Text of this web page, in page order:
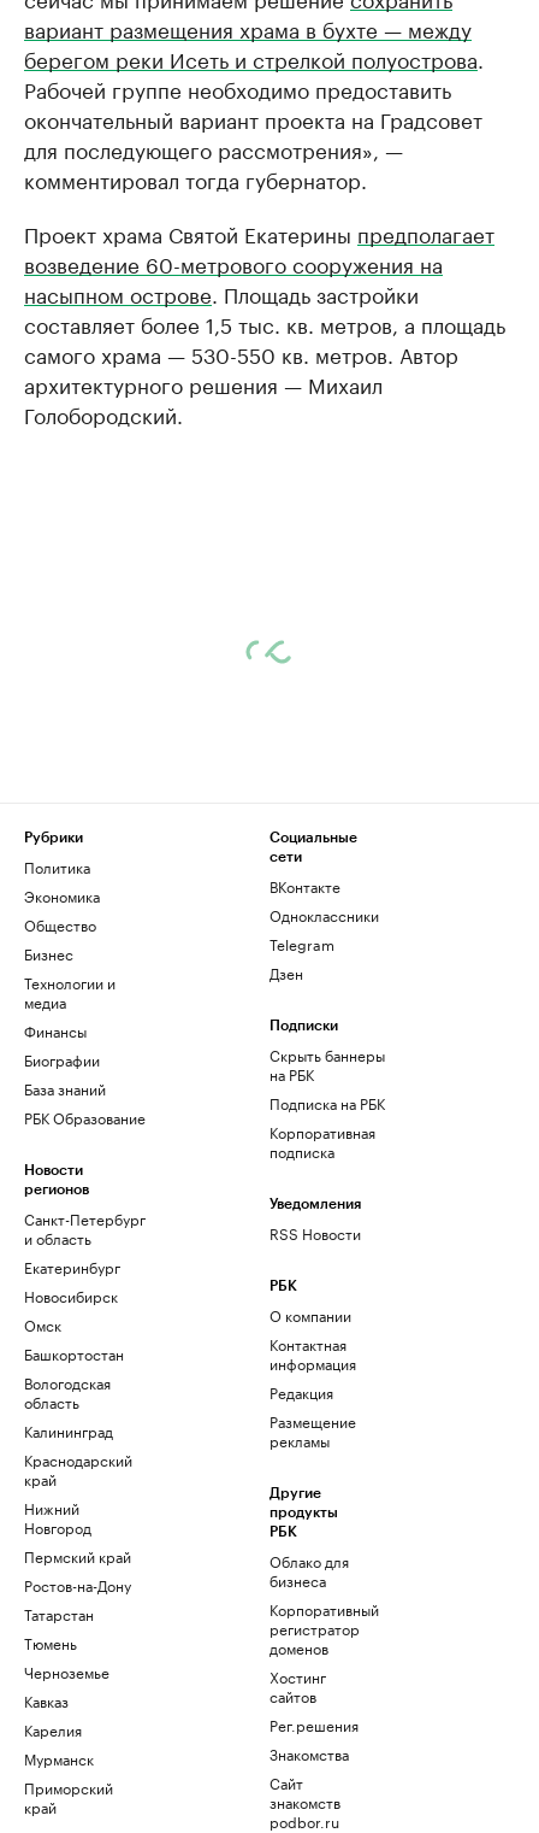
вариант размещения храма в бухте — между
берегом реки Исеть и стрелкой полуострова
Рабочей группе необходимо предоставить
окончательный вариант проекта на Градсовет
для последующего рассмотрения», —
комментировал тогда губернатор.
Проект храма Святой Екатерины предполагает
возведение 60-метрового сооружения на
насыпном острове . Площадь застройки
составляет более 1,5 тыс. кв. метров, а площадь
самого храма — 530-550 кв. метров. Автор
архитектурного решения — Михаил
Голобородский.
Рубрики
Политика
Экономика
Общество
Бизнес
Технологии и
медиа
Финансы
Биографии
База знаний
РБК Образование
Новости
регионов
Санкт-Петербург
и область
Екатеринбург
Новосибирск
Омск
Башкортостан
Вологодская
область
Калининград
Краснодарский
край
Нижний
Новгород
Пермский край
Ростов-на-Дону
Татарстан
Тюмень
Черноземье
Кавказ
Карелия
Мурманск
Приморский
край
Социальные
сети
ВКонтакте
Одноклассники
Telegram
Дзен
Подписки
Скрыть баннеры
на РБК
Подписка на РБК
Корпоративная
подписка
Уведомления
RSS Новости
РБК
О компании
Контактная
информация
Редакция
Размещение
рекламы
Другие
продукты
РБК
Облако для
бизнеса
Корпоративный
регистратор
доменов
Хостинг
сайтов
Рег.решения
Знакомства
Сайт
знакомств
podbor.ru